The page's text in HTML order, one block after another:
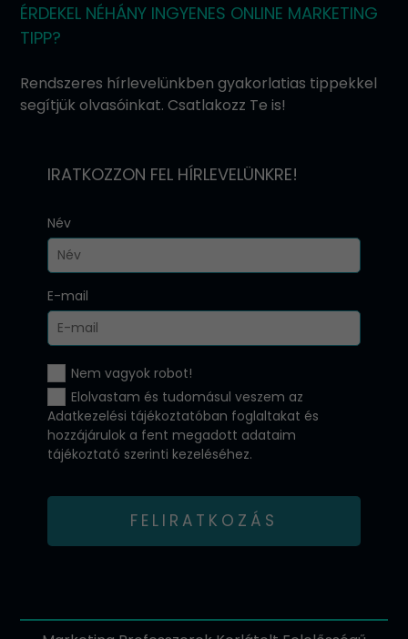
ÉRDEKEL NÉHÁNY INGYENES ONLINE MARKETING
TIPP?
Rendszeres hírlevelünkben gyakorlatias tippekkel
segítjük olvasóinkat. Csatlakozz Te is!
IRATKOZZON FEL HÍRLEVELÜNKRE!
Név
E-mail
Nem vagyok robot!
Elolvastam és tudomásul veszem az
Adatkezelési tájékoztatóban foglaltakat és
hozzájárulok a fent megadott adataim
tájékoztató szerinti kezeléséhez.
FELIRATKOZÁS